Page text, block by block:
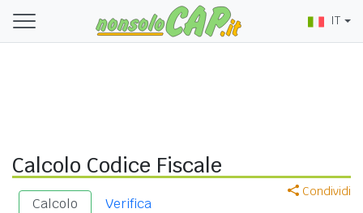
IT
Calcolo Codice Fiscale
Condividi
Calcolo Verifica